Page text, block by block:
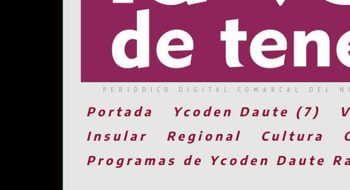
PERIÓDICO DIGITAL COMARCAL DEL
Portada Ycoden Daute (7)
Insular
Regional Cultura
Programas de Ycoden Daute